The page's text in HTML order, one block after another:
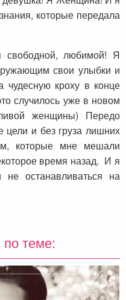
которые передала
свободной, любимой! Я
свои улыбки и
кроху в конце
случилось уже в новом
женщины) Передо
и без груза лишних
которые мне мешали
время назад. И я
останавливаться на
теме: